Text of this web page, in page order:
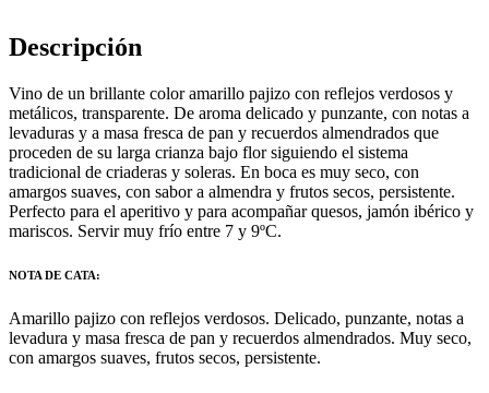
Descripción
Vino de un brillante color amarillo pajizo con reflejos verdosos y
metálicos, transparente. De aroma delicado y punzante, con notas a
levaduras y a masa fresca de pan y recuerdos almendrados que
proceden de su larga crianza bajo flor siguiendo el sistema
tradicional de criaderas y soleras. En boca es muy seco, con
amargos suaves, con sabor a almendra y frutos secos, persistente.
Perfecto para el aperitivo y para acompañar quesos, jamón ibérico y
mariscos. Servir muy frío entre 7 y 9ºC.
NOTA DE CATA:
Amarillo pajizo con reflejos verdosos. Delicado, punzante, notas a
levadura y masa fresca de pan y recuerdos almendrados. Muy seco,
con amargos suaves, frutos secos, persistente.